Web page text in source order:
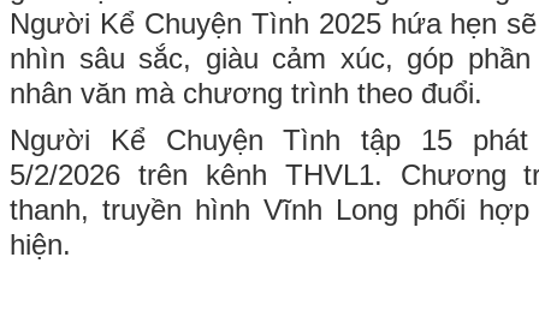
Người Kể Chuyện Tình 2025 hứa hẹn
nhìn sâu sắc, giàu cảm xúc, góp
nhân văn mà chương trình theo đuổi.
Người Kể Chuyện Tình tập 15
5/2/2026 trên kênh THVL1. Chương
thanh, truyền hình Vĩnh Long phối
hiện.